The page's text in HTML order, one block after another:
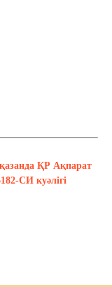
ҚР Ақпарат
СИ куәлігі